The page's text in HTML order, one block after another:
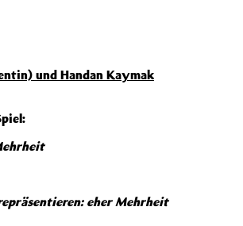
und Handan Kaymak
eher Mehrheit